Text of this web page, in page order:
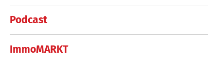
Podcast
ImmoMARKT